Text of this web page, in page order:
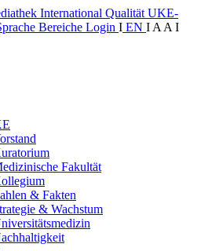
International Qualität UKE-
Bereiche Login I EN I A A I
Fakultät
& Fakten
& Wachstum